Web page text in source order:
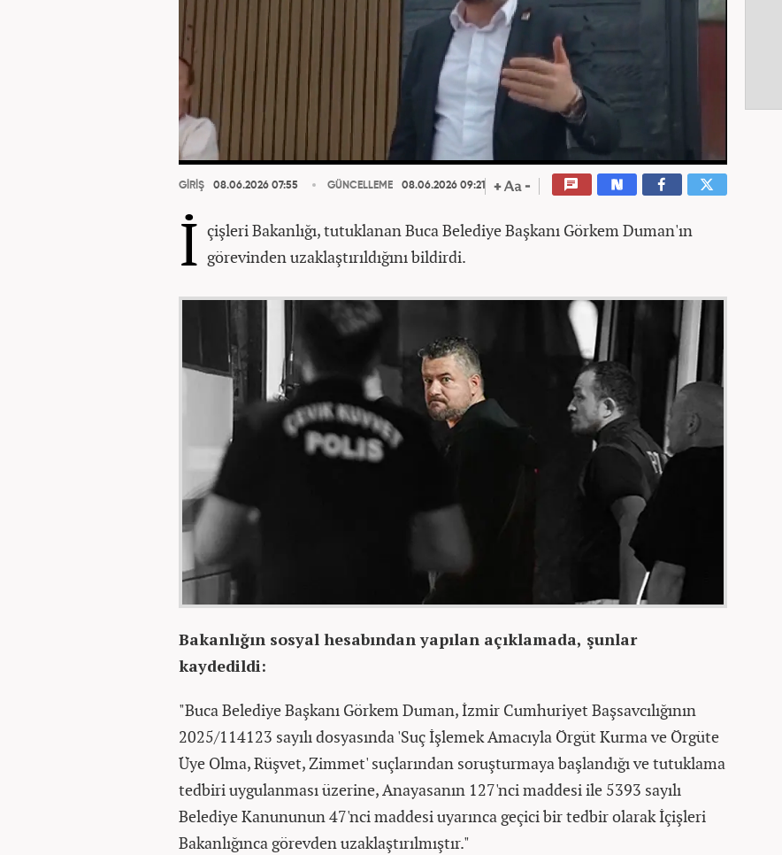
GİRİŞ 08.06.2026 07:55 GÜNCELLEME 08.06.2026 09:21
İ çişleri Bakanlığı, tutuklanan Buca Belediye Başkanı Görkem Duman'ın
görevinden uzaklaştırıldığını bildirdi.
Bakanlığın sosyal hesabından yapılan açıklamada, şunlar
kaydedildi:
"Buca Belediye Başkanı Görkem Duman, İzmir Cumhuriyet Başsavcılığının
2025/114123 sayılı dosyasında 'Suç İşlemek Amacıyla Örgüt Kurma ve Örgüte
Üye Olma, Rüşvet, Zimmet' suçlarından soruşturmaya başlandığı ve tutuklama
tedbiri uygulanması üzerine, Anayasanın 127'nci maddesi ile 5393 sayılı
Belediye Kanununun 47'nci maddesi uyarınca geçici bir tedbir olarak İçişleri
Bakanlığınca görevden uzaklaştırılmıştır."